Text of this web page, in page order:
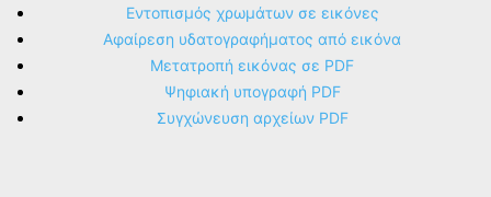
Εντοπισμός χρωμάτων σε εικόνες
Αφαίρεση υδατογραφήματος από εικόνα
Μετατροπή εικόνας σε PDF
Ψηφιακή υπογραφή PDF
Συγχώνευση αρχείων PDF